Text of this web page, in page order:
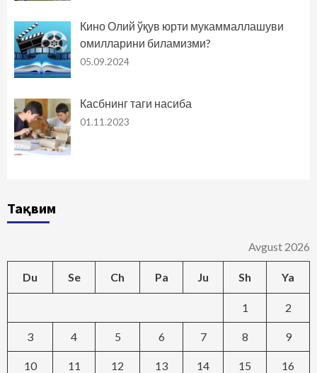
Кино Олий ўқув юрти мукаммаллашуви
омилларини биламизми?
05.09.2024
Касбнинг таги насиба
01.11.2023
Тақвим
Avgust 2026
Du Se Ch Pa Ju Sh Ya
1 2
3 4 5 6 7 8 9
10 11 12 13 14 15 16